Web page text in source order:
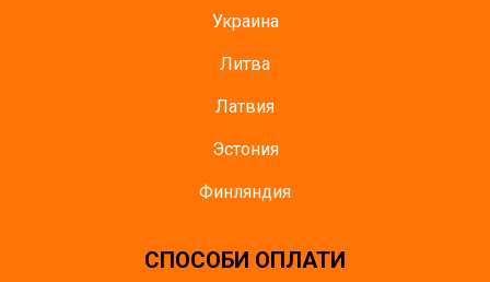
Украина
Литва
Латвия
Эстония
Финляндия
СПОСОБИ ОПЛАТИ